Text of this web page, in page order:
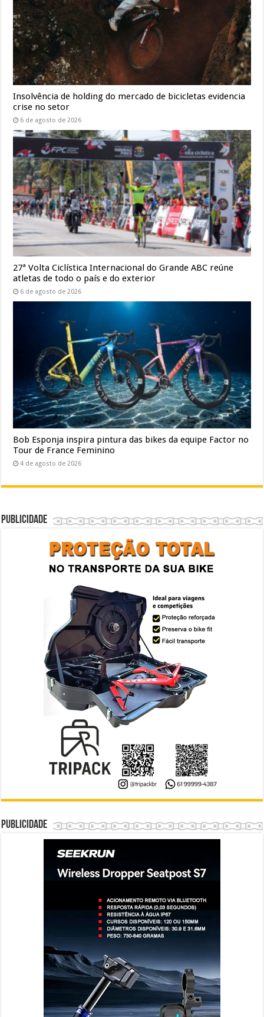
Insolvência de holding do mercado de bicicletas evidencia
crise no setor
6 de agosto de 2026
27ª Volta Ciclística Internacional do Grande ABC reúne
atletas de todo o país e do exterior
6 de agosto de 2026
Bob Esponja inspira pintura das bikes da equipe Factor no
Tour de France Feminino
4 de agosto de 2026
Publicidade
Publicidade